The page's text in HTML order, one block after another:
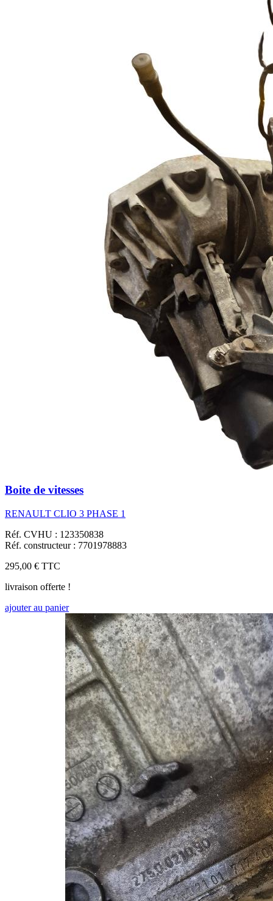
Boite de vitesses
RENAULT CLIO 3 PHASE 1
Réf. CVHU : 123350838
Réf. constructeur : 7701978883
295,00 € TTC
livraison offerte !
ajouter au panier